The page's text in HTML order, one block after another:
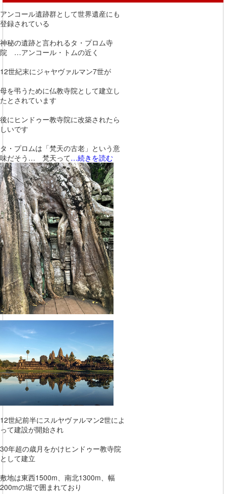
アンコール遺跡群として世界遺産にも
登録されている
神秘の遺跡と言われるタ・プロム寺
院 …アンコール・トムの近く
12世紀末にジャヤヴァルマン7世が
母を弔うために仏教寺院として建立し
たとされています
後にヒンドゥー教寺院に改築されたら
しいです
タ・プロムは「梵天の古老」という意
味だそう… 梵天って…続きを読む
12世紀前半にスルヤヴァルマン2世によ
って建設が開始され
30年超の歳月をかけヒンドゥー教寺院
として建立
敷地は東西1500m、南北1300m、幅
200mの堀で囲まれており